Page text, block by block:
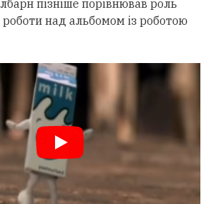
пізніше порівнював роль
роботи над альбомом із роботою